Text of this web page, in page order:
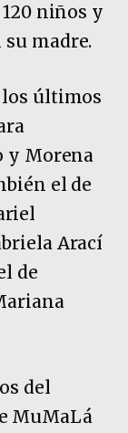
niños y
su madre.
los últimos
y Morena
el de
Arací
de
del
MuMaLá